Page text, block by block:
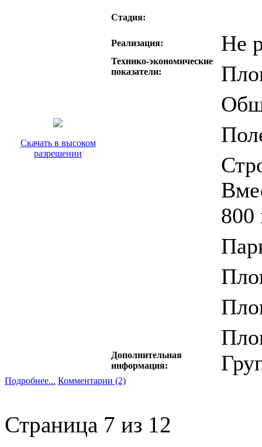
Скачать в высоком
разрешении
Стадия:
Реализация: Не
Технико-экономические
показатели:
800
Дополнительная
информация:
Подробнее... Комментарии (2)
Страница 7 из 12